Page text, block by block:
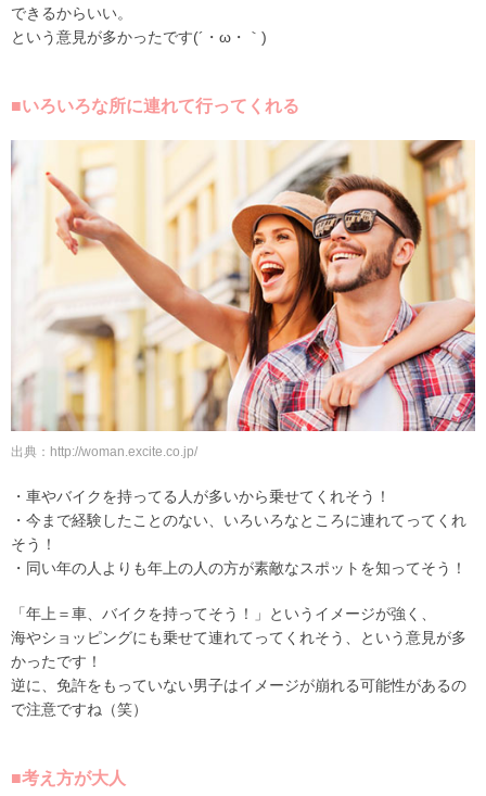
できるからいい。
という意見が多かったです(´・ω・｀)
■いろいろな所に連れて行ってくれる
出典：http://woman.excite.co.jp/
・車やバイクを持ってる人が多いから乗せてくれそう！
・今まで経験したことのない、いろいろなところに連れてってくれ
そう！
・同い年の人よりも年上の人の方が素敵なスポットを知ってそう！
「年上＝車、バイクを持ってそう！」というイメージが強く、
海やショッピングにも乗せて連れてってくれそう、という意見が多
かったです！
逆に、免許をもっていない男子はイメージが崩れる可能性があるの
で注意ですね（笑）
■考え方が大人